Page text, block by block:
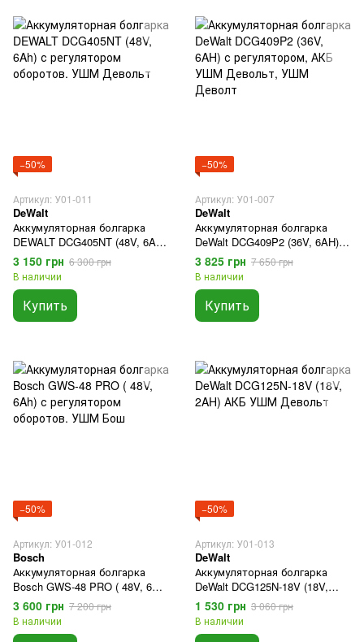
−50%
Артикул: У01-011
DeWalt
Аккумуляторная болгарка
DEWALT DCG405NT (48V, 6Ah)
с регулятором оборотов.
УШМ Девольт
3 150 грн 6 300 грн
В наличии
Купить
−50%
Артикул: У01-007
DeWalt
Аккумуляторная болгарка
DeWalt DCG409P2 (36V, 6AH) с
регулятором, АКБ УШМ
Девольт, УШМ Деволт
3 825 грн 7 650 грн
В наличии
Купить
−50%
Артикул: У01-012
Bosch
Аккумуляторная болгарка
Bosch GWS-48 PRO ( 48V, 6Ah)
с регулятором оборотов.
УШМ Бош
3 600 грн 7 200 грн
В наличии
−50%
Артикул: У01-013
DeWalt
Аккумуляторная болгарка
DeWalt DCG125N-18V (18V,
2AH) АКБ УШМ Девольт
1 530 грн 3 060 грн
В наличии